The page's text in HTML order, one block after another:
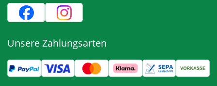
Unsere Zahlungsarten